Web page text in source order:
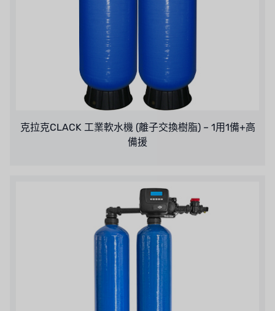
克拉克CLACK 工業軟水機 (離子交換樹脂) – 1用1備+高
備援